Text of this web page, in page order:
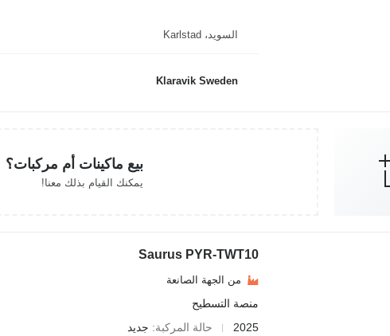
السويد، Karlstad
Klaravik Sweden
بيع ماكينات أم مركبات؟
يمكنك القيام بذلك معنا!
Saurus PYR-TWT10
من الجهة الصانعة
منصة التسطيح
2025
حالة المركبة
جديد